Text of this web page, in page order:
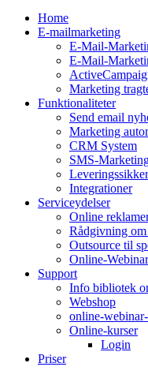
Home
E-mailmarketing
E-Mail-
E-Mail-
Marketing
Funktionaliteter
Send email
Marketing
CRM System
SMS-
Integrationer
Serviceydelser
Online
Rådgivning
Outsource til
Online-
Support
Info bibliotek
Webshop
online-
Online-kurser
Login
Priser